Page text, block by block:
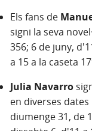
Els fans de
signi la seva
356; 6 de juny,
a 15 a la caseta
Julia Navarro
en diverses dates
diumenge 31, de